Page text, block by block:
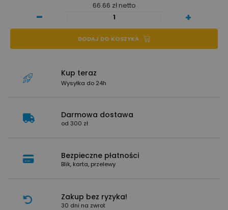
66.66 zł netto
- +
DODAJ DO KOSZYKA
Kup teraz
Wysyłka do 24h
Darmowa dostawa
od 300 zł
Bezpieczne płatności
Blik, karta, przelewy
Zakup bez ryzyka!
30 dni na zwrot